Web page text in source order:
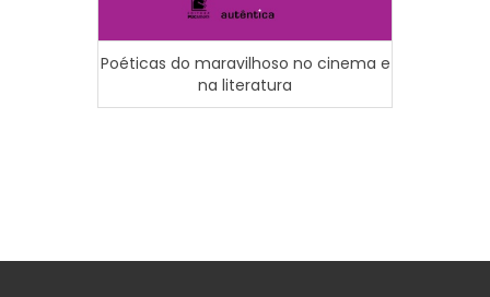
Poéticas do maravilhoso no cinema e
na literatura